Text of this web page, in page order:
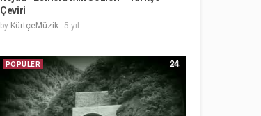
Çeviri
by KürtçeMüzik 5 yıl
24
POPÜLER